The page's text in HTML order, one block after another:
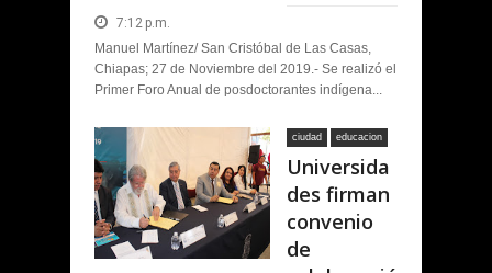
7:12 p.m.
Manuel Martínez/ San Cristóbal de Las Casas,
Chiapas; 27 de Noviembre del 2019.- Se realizó el
Primer Foro Anual de posdoctorantes indígena...
ciudad educacion
Universida
des firman
convenio
de